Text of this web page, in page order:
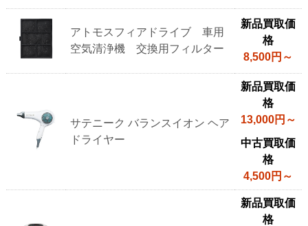
アトモスフィアドライブ 車用
空気清浄機 交換用フィルター
新品買取価
格
8,500円～
サテニーク バランスイオン ヘア
ドライヤー
新品買取価
格
13,000円～
中古買取価
格
4,500円～
新品買取価
格